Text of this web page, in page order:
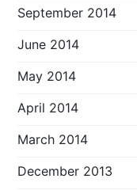
September 2014
June 2014
May 2014
April 2014
March 2014
December 2013